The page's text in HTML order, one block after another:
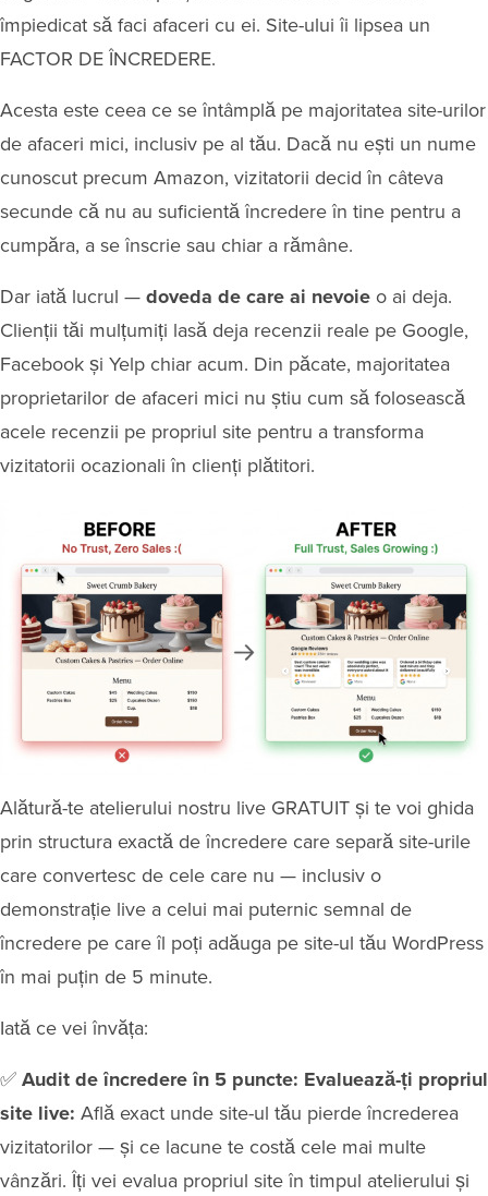
împiedicat să faci afaceri cu ei. Site-ului îi lipsea un
FACTOR DE ÎNCREDERE.
Acesta este ceea ce se întâmplă pe majoritatea site-urilor
de afaceri mici, inclusiv pe al tău. Dacă nu ești un nume
cunoscut precum Amazon, vizitatorii decid în câteva
secunde că nu au suficientă încredere în tine pentru a
cumpăra, a se înscrie sau chiar a rămâne.
Dar iată lucrul —doveda de care ai nevoie o ai deja.
Clienții tăi mulțumiți lasă deja recenzii reale pe Google,
Facebook și Yelp chiar acum. Din păcate, majoritatea
proprietarilor de afaceri mici nu știu cum să folosească
acele recenzii pe propriul site pentru a transforma
vizitatorii ocazionali în clienți plătitori.
Alătură-te atelierului nostru live GRATUIT și te voi ghida
prin structura exactă de încredere care separă site-urile
care convertesc de cele care nu — inclusiv o
demonstrație live a celui mai puternic semnal de
încredere pe care îl poți adăuga pe site-ul tău WordPress
în mai puțin de 5 minute.
Iată ce vei învăța:
✅Audit de încredere în 5 puncte: Evaluează-ți propriul
site live: Află exact unde site-ul tău pierde încrederea
vizitatorilor — și ce lacune te costă cele mai multe
vânzări. Îți vei evalua propriul site în timpul atelierului și